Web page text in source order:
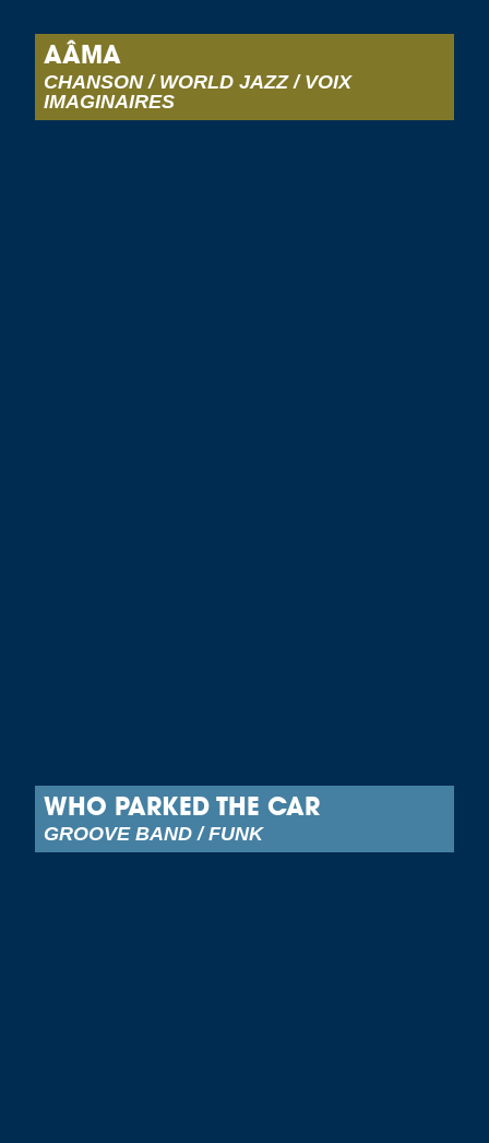
AÂMA
CHANSON / WORLD JAZZ / VOIX
IMAGINAIRES
WHO PARKED THE CAR
GROOVE BAND / FUNK